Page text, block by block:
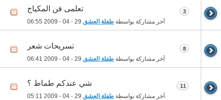
تعلمى فن المكياج
آخر مشاركة بواسطة طفلة العشق 06:55
3
تسريحات شعر
آخر مشاركة بواسطة طفلة العشق 06:41
8
شي عندكم طماط ؟
آخر مشاركة بواسطة طفلة العشق 05:11
11